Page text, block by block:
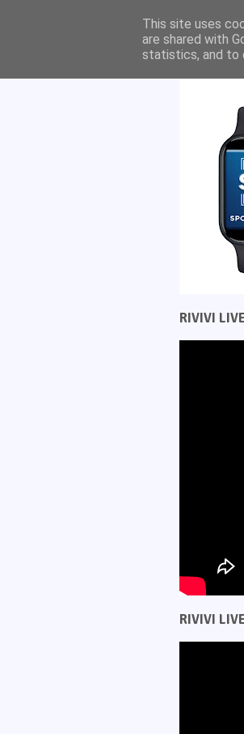
RIVIVI
RIVIVI
This site uses
are shared with
statistics, and to